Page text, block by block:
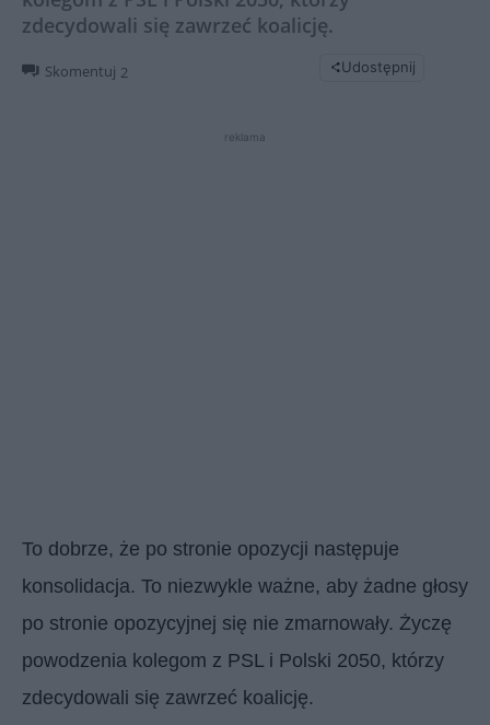
zdecydowali się zawrzeć koalicję.
Skomentuj 2 Udostępnij
reklama
To dobrze, że po stronie opozycji następuje
konsolidacja. To niezwykle ważne, aby żadne głosy
po stronie opozycyjnej się nie zmarnowały. Życzę
powodzenia kolegom z PSL i Polski 2050, którzy
zdecydowali się zawrzeć koalicję.